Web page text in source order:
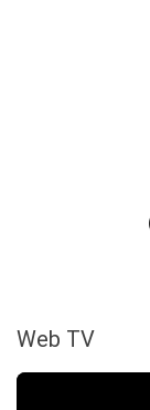
Web TV